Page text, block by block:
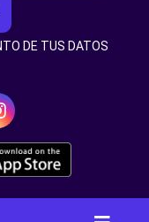
DE TUS DATOS